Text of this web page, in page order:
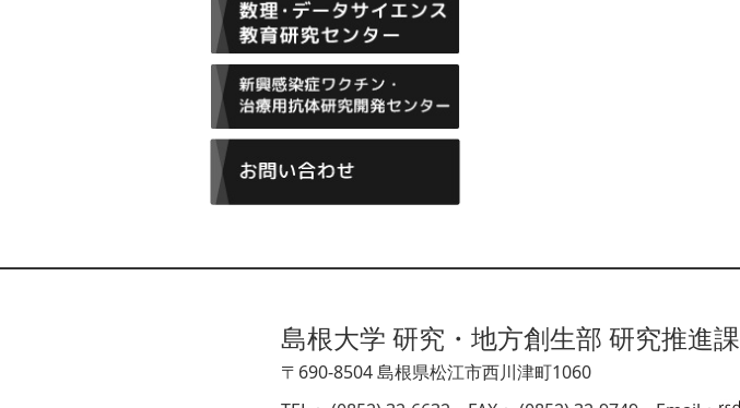
島根大学 研究・地方創生部 研究推進課
〒690-8504 島根県松江市西川津町1060